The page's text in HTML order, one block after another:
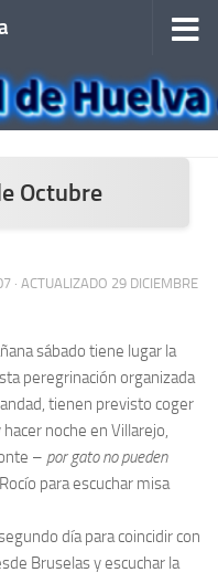
Octubre
· ACTUALIZADO 29 DICIEMBRE
sábado tiene lugar la
peregrinación organizada
tienen previsto coger
noche en Villarejo,
– por gato no pueden
para escuchar misa
día para coincidir con
Bruselas y escuchar la